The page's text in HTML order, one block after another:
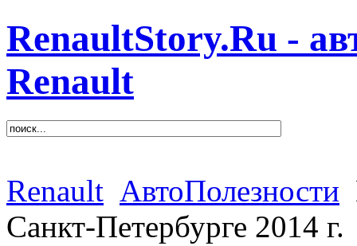
RenaultStory.Ru -
Renault
Renault АвтоПолезности
Санкт-Петербурге 2014 г.